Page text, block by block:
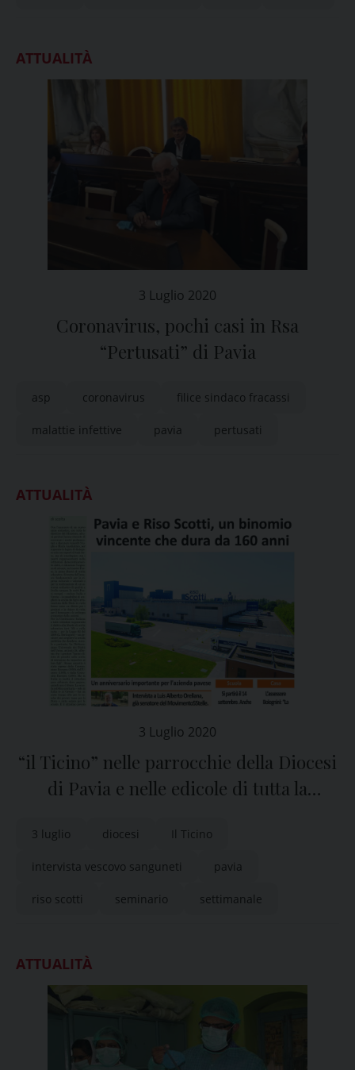
ATTUALITÀ
3 Luglio 2020
Coronavirus, pochi casi in Rsa
“Pertusati” di Pavia
asp coronavirus filice sindaco fracassi
malattie infettive pavia pertusati
ATTUALITÀ
3 Luglio 2020
“il Ticino” nelle parrocchie della Diocesi
di Pavia e nelle edicole di tutta la
3 luglio diocesi Il Ticino
intervista vescovo sanguneti pavia
riso scotti seminario settimanale
ATTUALITÀ